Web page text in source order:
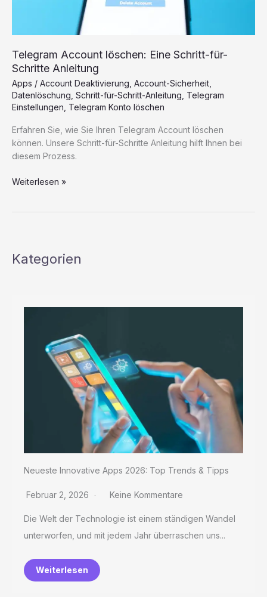
Telegram Account löschen: Eine Schritt-für-
Schritte Anleitung
Apps / Account Deaktivierung Account-Sicherheit
Datenlöschung Schritt-für-Schritt-Anleitung Telegram
Einstellungen Telegram Konto löschen
Erfahren Sie, wie Sie Ihren Telegram Account löschen
können. Unsere Schritt-für-Schritte Anleitung hilft Ihnen bei
diesem Prozess.
Telegram
Schritte
Weiterlesen »
Kategorien
Neueste Innovative Apps 2026: Top Trends & Tipps
Februar 2, 2026 Keine Kommentare
Die Welt der Technologie ist einem ständigen Wandel
unterworfen, und mit jedem Jahr überraschen uns...
Weiterlesen